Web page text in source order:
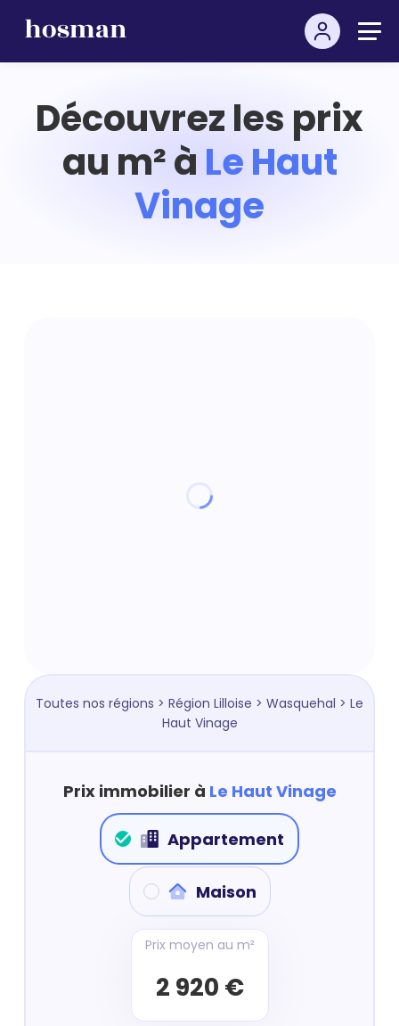
Découvrez les prix
au m² à Le Haut
Vinage
Toutes nos régions > Région Lilloise > Wasquehal > Le
Haut Vinage
Prix immobilier à Le Haut Vinage
Appartement
Maison
Prix moyen au m²
2 920 €